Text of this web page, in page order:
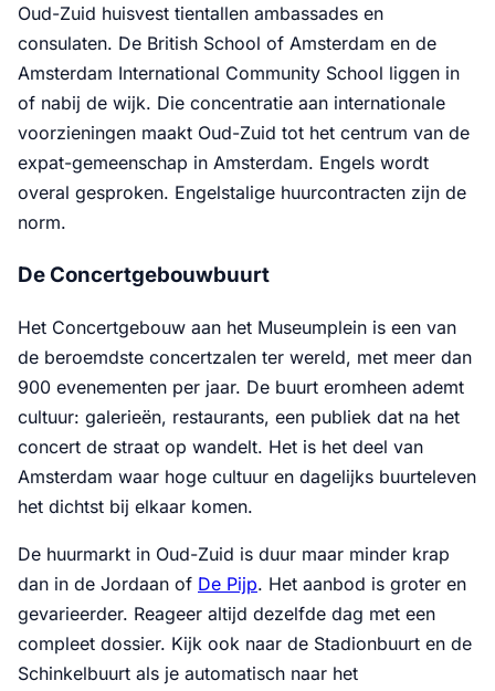
Oud-Zuid huisvest tientallen ambassades en
consulaten. De British School of Amsterdam en de
Amsterdam International Community School liggen in
of nabij de wijk. Die concentratie aan internationale
voorzieningen maakt Oud-Zuid tot het centrum van de
expat-gemeenschap in Amsterdam. Engels wordt
overal gesproken. Engelstalige huurcontracten zijn de
norm.
De Concertgebouwbuurt
Het Concertgebouw aan het Museumplein is een van
de beroemdste concertzalen ter wereld, met meer dan
900 evenementen per jaar. De buurt eromheen ademt
cultuur: galerieën, restaurants, een publiek dat na het
concert de straat op wandelt. Het is het deel van
Amsterdam waar hoge cultuur en dagelijks buurteleven
het dichtst bij elkaar komen.
De huurmarkt in Oud-Zuid is duur maar minder krap
dan in de Jordaan of De Pijp. Het aanbod is groter en
gevarieerder. Reageer altijd dezelfde dag met een
compleet dossier. Kijk ook naar de Stadionbuurt en de
Schinkelbuurt als je automatisch naar het